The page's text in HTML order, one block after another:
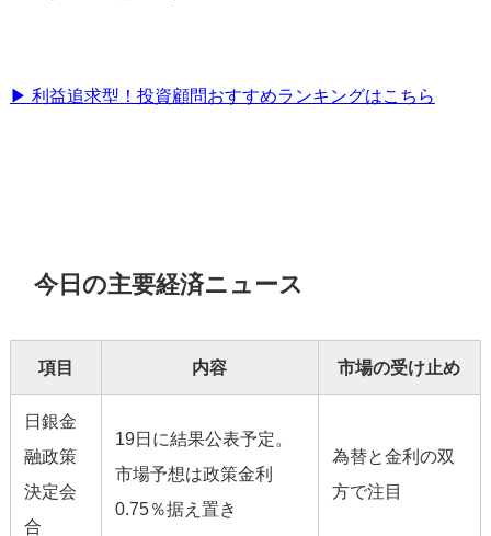
▶︎ 利益追求型！投資顧問おすすめランキングはこちら
今日の主要経済ニュース
項目 内容 市場の受け止め
日銀金
融政策
決定会
合
19日に結果公表予定。
市場予想は政策金利
0.75％据え置き
為替と金利の双
方で注目